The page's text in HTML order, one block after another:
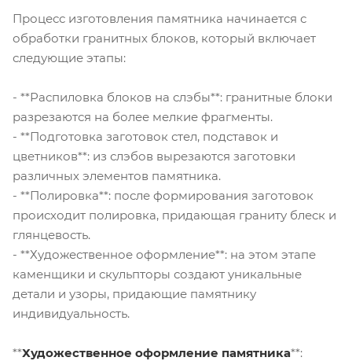
Процесс изготовления памятника начинается с
обработки гранитных блоков, который включает
следующие этапы:
- **Распиловка блоков на слэбы**: гранитные блоки
разрезаются на более мелкие фрагменты.
- **Подготовка заготовок стел, подставок и
цветников**: из слэбов вырезаются заготовки
различных элементов памятника.
- **Полировка**: после формирования заготовок
происходит полировка, придающая граниту блеск и
глянцевость.
- **Художественное оформление**: на этом этапе
каменщики и скульпторы создают уникальные
детали и узоры, придающие памятнику
индивидуальность.
**Художественное оформление памятника**: